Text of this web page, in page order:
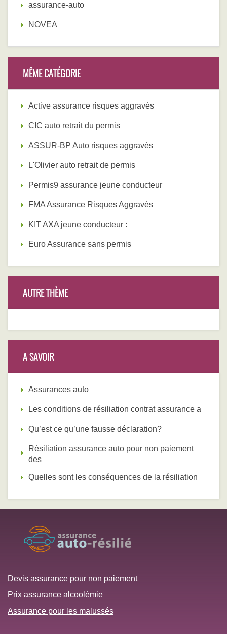
assurance-auto
NOVEA
MÊME CATÉGORIE
Active assurance risques aggravés
CIC auto retrait du permis
ASSUR-BP Auto risques aggravés
L'Olivier auto retrait de permis
Permis9 assurance jeune conducteur
FMA Assurance Risques Aggravés
KIT AXA jeune conducteur :
Euro Assurance sans permis
AUTRE THÈME
A SAVOIR
Assurances auto
Les conditions de résiliation contrat assurance a
Qu’est ce qu’une fausse déclaration?
Résiliation assurance auto pour non paiement
des
Quelles sont les conséquences de la résiliation
Devis assurance pour non paiement
Prix assurance alcoolémie
Assurance pour les malussés